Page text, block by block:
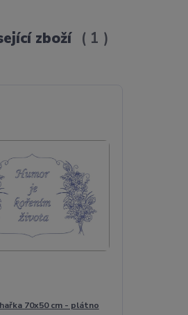
zboží 1
70x50 cm - plátno